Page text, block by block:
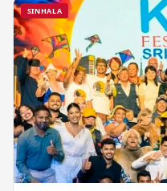
SINHALA